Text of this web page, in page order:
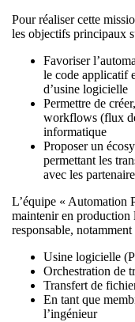
Pour réaliser cette
les objectifs principaux
Favoriser
le code applicatif
d’usine logicielle
Permettre de
workflows (flux
informatique
Proposer un
permettant les
avec les
L’équipe « Automation
maintenir en production
responsable, notamment
Usine logicielle
Orchestration de
Transfert de
En tant que
l’ingénieur